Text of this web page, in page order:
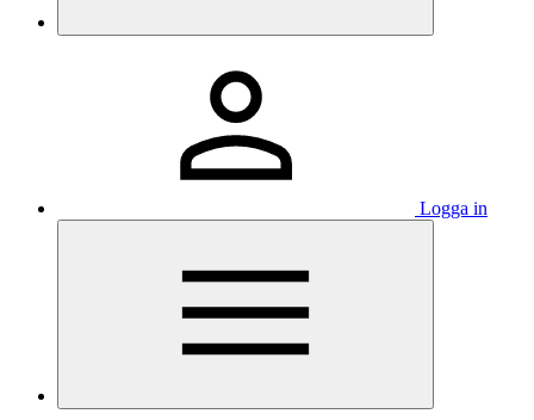
Logga in